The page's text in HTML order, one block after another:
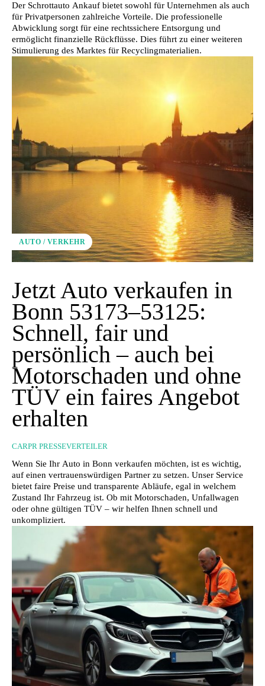
Der Schrottauto Ankauf bietet sowohl für Unternehmen als auch
für Privatpersonen zahlreiche Vorteile. Die professionelle
Abwicklung sorgt für eine rechtssichere Entsorgung und
ermöglicht finanzielle Rückflüsse. Dies führt zu einer weiteren
Stimulierung des Marktes für Recyclingmaterialien.
AUTO / VERKEHR
Jetzt Auto verkaufen in
Bonn 53173–53125:
Schnell, fair und
persönlich – auch bei
Motorschaden und ohne
TÜV ein faires Angebot
erhalten
CARPR PRESSEVERTEILER
Wenn Sie Ihr Auto in Bonn verkaufen möchten, ist es wichtig,
auf einen vertrauenswürdigen Partner zu setzen. Unser Service
bietet faire Preise und transparente Abläufe, egal in welchem
Zustand Ihr Fahrzeug ist. Ob mit Motorschaden, Unfallwagen
oder ohne gültigen TÜV – wir helfen Ihnen schnell und
unkompliziert.